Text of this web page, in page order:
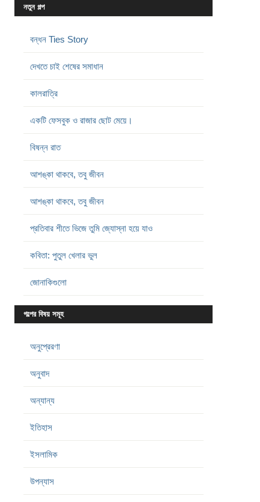
নতুন গল্প
বন্ধন Ties Story
দেখতে চাই শেষের সমাধান
কালরাত্রি
একটি ফেসবুক ও রাজার ছোট মেয়ে।
বিষন্ন রাত
আশঙ্কা থাকবে, তবু জীবন
আশঙ্কা থাকবে, তবু জীবন
প্রতিবার শীতে ভিজে তুমি জ্যোস্না হয়ে যাও
কবিতা: পুতুল খেলার ভুল
জোনাকিগুলো
গল্পের বিষয় সমূহ
অনুপ্রেরণা
অনুবাদ
অন্যান্য
ইতিহাস
ইসলামিক
উপন্যাস